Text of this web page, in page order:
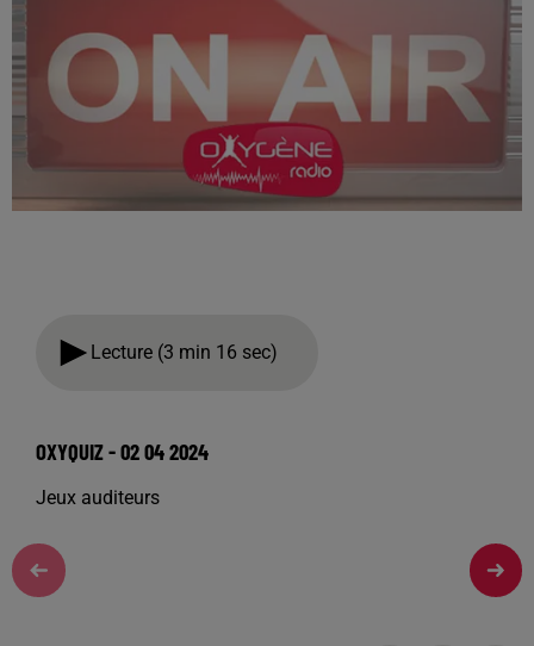
Lecture (3 min 16 sec)
OXYQUIZ - 02 04 2024
Jeux auditeurs